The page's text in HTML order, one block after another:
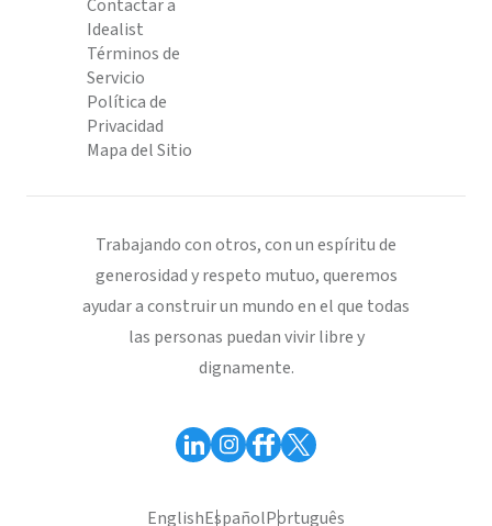
Contactar a
Idealist
Términos de
Servicio
Política de
Privacidad
Mapa del Sitio
Trabajando con otros, con un espíritu de
generosidad y respeto mutuo, queremos
ayudar a construir un mundo en el que todas
las personas puedan vivir libre y
dignamente.
EnglishEspañolPortuguês